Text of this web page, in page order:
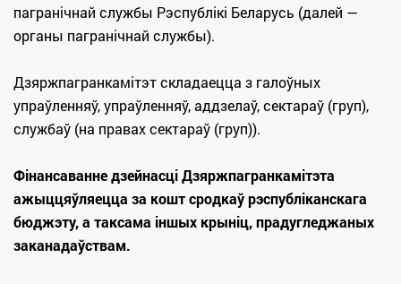
пагранічнай службы Рэспублікі Беларусь (далей —
органы пагранічнай службы).
Дзяржпагранкамітэт складаецца з галоўных
упраўленняў, упраўленняў, аддзелаў, сектараў (груп),
службаў (на правах сектараў (груп)).
Фінансаванне дзейнасці Дзяржпагранкамітэта
ажыццяўляецца за кошт сродкаў рэспубліканскага
бюджэту, а таксама іншых крыніц, прадугледжаных
заканадаўствам.